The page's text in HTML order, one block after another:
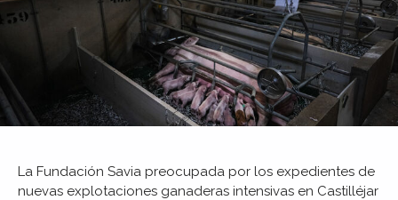
La Fundación Savia preocupada por los expedientes de
nuevas explotaciones ganaderas intensivas en Castilléjar